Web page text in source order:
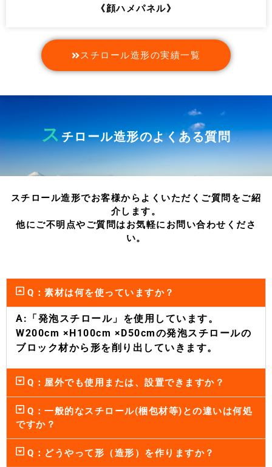
《顔ハメパネル》
スチロール造形の実績一覧
スチロール造形のよくある質問
スチロール造形でお客様からよくいただくご質問をご紹
介します。
他にご不明点やご質問はお気軽にお問い合わせくださ
い。
Q：素材は何を使っていますか？
A:「発泡スチロール」を使用しています。
W200cm ×H100cm ×D50cmの発泡スチロールの
ブロック材から形を削り出していきます。
Q：屋外でも使用または、設置できますか？
Q：一般的なスチロール(梱包材等)との違いは何処
ですか？
Q：どうやって形（造形）を作りますか？